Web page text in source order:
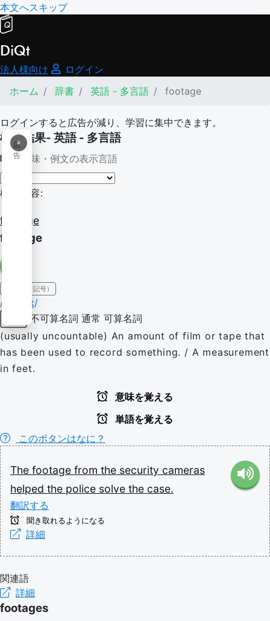
本文へスキップ
DiQt
法人様向け
ログイン
ホーム
辞書 英語 - 多言語 footage
ログインすると広告が減り、学習に集中できます。
×
広
告
検索結果- 英語 - 多言語
意味・例文の表示言語
検索内容:
footage
footage
IPA（発音記号）
/ˈfʊtɪd͡ʒ/
不可算名詞 通常 可算名詞
(usually uncountable) An amount of film or tape that
has been used to record something. / A measurement
in feet.
意味を覚える
単語を覚える
このボタンはなに？
The footage from the security cameras
helped the police solve the case.
翻訳する
聞き取れるようになる
詳細
関連語
詳細
footages